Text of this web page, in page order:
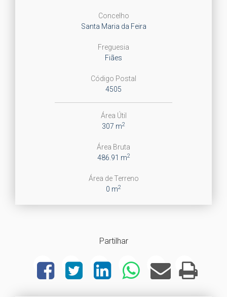
Concelho
Santa Maria da Feira
Freguesia
Fiães
Código Postal
4505
Área Útil
307 m2
Área Bruta
486.91 m2
Área de Terreno
0 m2
Partilhar